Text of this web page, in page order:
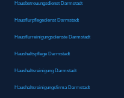
Hausbetreuungsdienst Darmstadt
Hausflurpflegedienst Darmstadt
Hausflurreinigungsdienste Darmstadt
Haushaltspflege Darmstadt
Haushaltsreinigung Darmstadt
Haushaltsreinigungsfirma Darmstadt